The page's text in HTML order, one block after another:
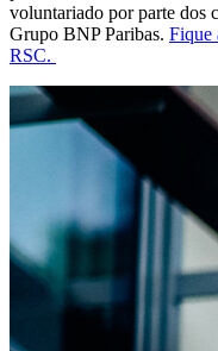
voluntariado por parte dos
Grupo BNP Paribas. Fique
RSC.